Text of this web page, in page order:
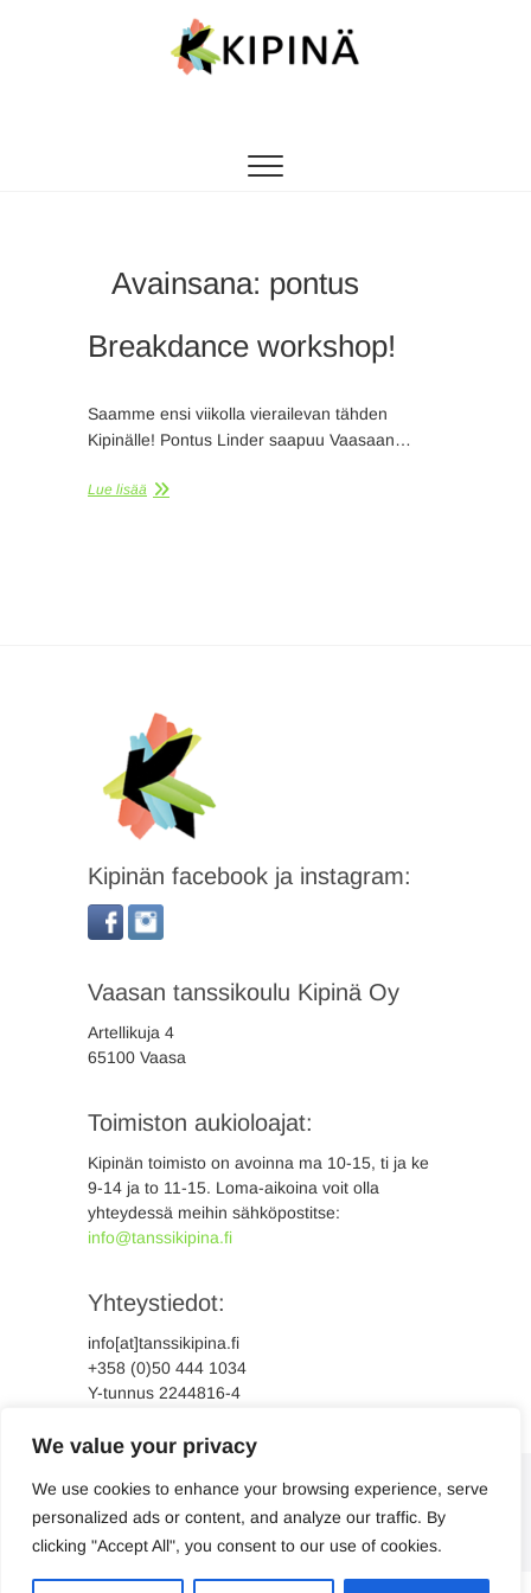
We value your privacy
We use cookies to enhance your browsing experience, serve
personalized ads or content, and analyze our traffic. By
clicking "Accept All", you consent to our use of cookies.
Avainsana: pontus
Breakdance workshop!
Saamme ensi viikolla vierailevan tähden
Kipinälle! Pontus Linder saapuu Vaasaan…
Lue lisää
Kipinän facebook ja instagram:
Vaasan tanssikoulu Kipinä Oy
Artellikuja 4
65100 Vaasa
Toimiston aukioloajat:
Kipinän toimisto on avoinna ma 10-15, ti ja ke
9-14 ja to 11-15. Loma-aikoina voit olla
yhteydessä meihin sähköpostitse:
info@tanssikipina.fi
Yhteystiedot:
info[at]tanssikipina.fi
+358 (0)50 444 1034
Y-tunnus 2244816-4